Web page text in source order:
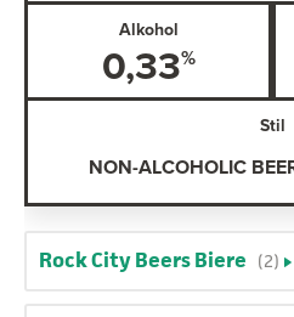
Alkohol
0,33
Stil
NON-ALCOHOLIC
Rock City Beers Biere (2)